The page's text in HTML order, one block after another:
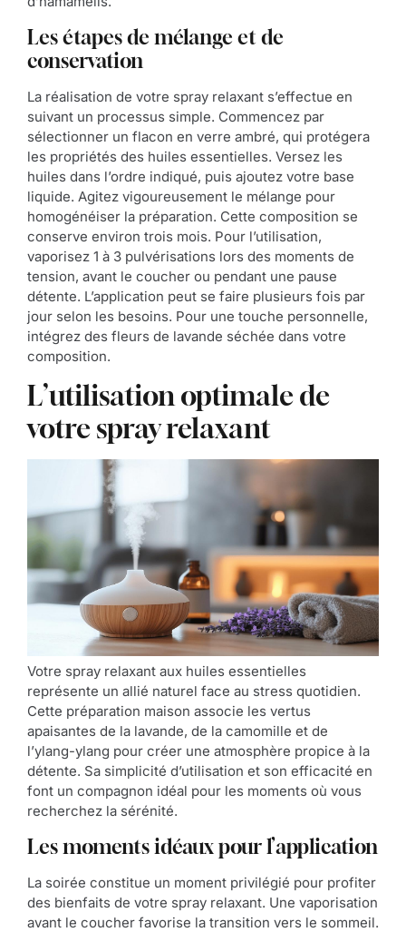
Les étapes de mélange et de
conservation
La réalisation de votre spray relaxant s’effectue en
suivant un processus simple. Commencez par
sélectionner un flacon en verre ambré, qui protégera
les propriétés des huiles essentielles. Versez les
huiles dans l’ordre indiqué, puis ajoutez votre base
liquide. Agitez vigoureusement le mélange pour
homogénéiser la préparation. Cette composition se
conserve environ trois mois. Pour l’utilisation,
vaporisez 1 à 3 pulvérisations lors des moments de
tension, avant le coucher ou pendant une pause
détente. L’application peut se faire plusieurs fois par
jour selon les besoins. Pour une touche personnelle,
intégrez des fleurs de lavande séchée dans votre
composition.
L’utilisation optimale de
votre spray relaxant
Votre spray relaxant aux huiles essentielles
représente un allié naturel face au stress quotidien.
Cette préparation maison associe les vertus
apaisantes de la lavande, de la camomille et de
l’ylang-ylang pour créer une atmosphère propice à la
détente. Sa simplicité d’utilisation et son efficacité en
font un compagnon idéal pour les moments où vous
recherchez la sérénité.
Les moments idéaux pour l’application
La soirée constitue un moment privilégié pour profiter
des bienfaits de votre spray relaxant. Une vaporisation
avant le coucher favorise la transition vers le sommeil.